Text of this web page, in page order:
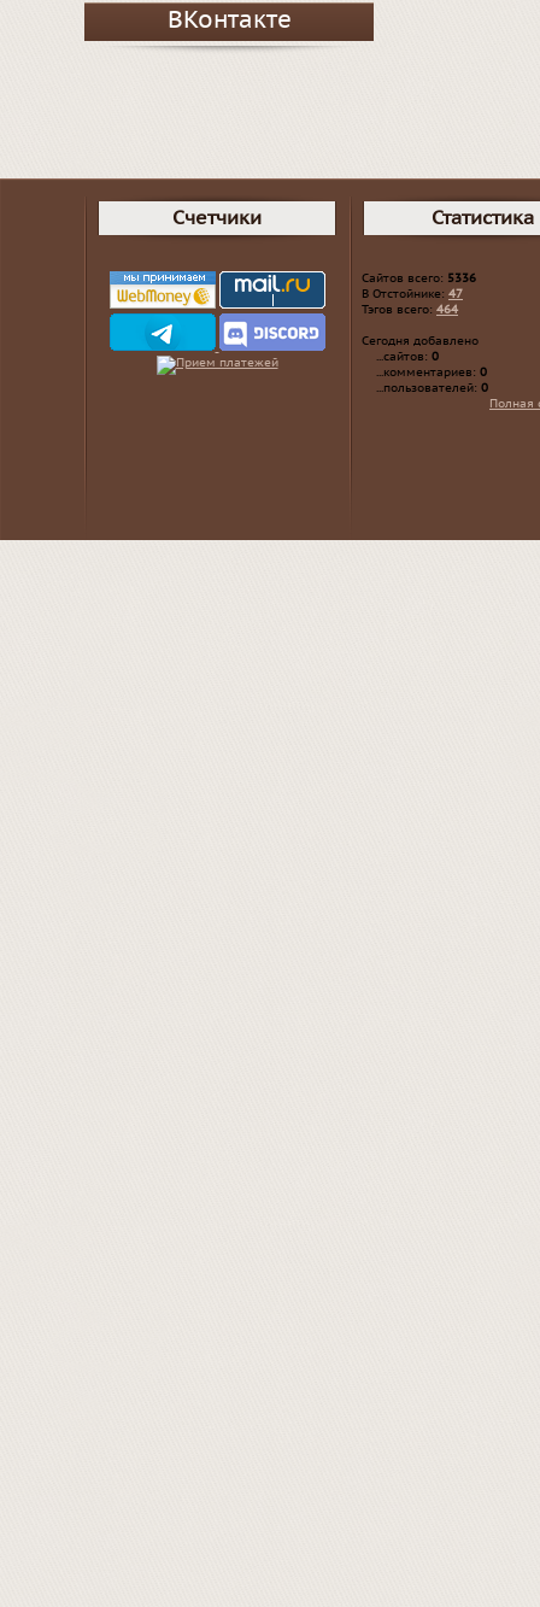
ВКонтакте
Счетчики Статистика
Сайтов всего: 5336
В Отстойнике: 47
Тэгов всего: 464
Сегодня добавлено
...сайтов: 0
...комментариев: 0
...пользователей: 0
Полная